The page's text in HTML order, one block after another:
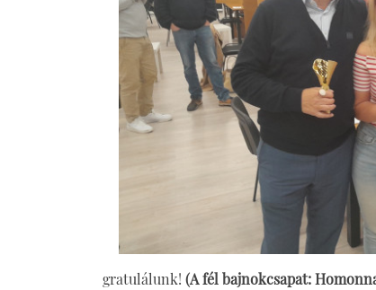
gratulálunk! (A fél bajnokcsapat: